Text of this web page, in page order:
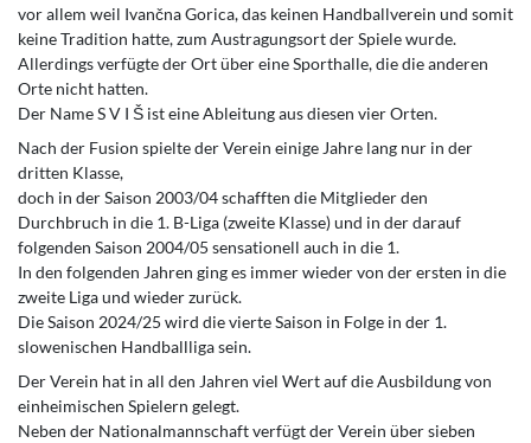
vor allem weil Ivančna Gorica, das keinen Handballverein und somit
keine Tradition hatte, zum Austragungsort der Spiele wurde.
Allerdings verfügte der Ort über eine Sporthalle, die die anderen
Orte nicht hatten.
Der Name S V I Š ist eine Ableitung aus diesen vier Orten.
Nach der Fusion spielte der Verein einige Jahre lang nur in der
dritten Klasse,
doch in der Saison 2003/04 schafften die Mitglieder den
Durchbruch in die 1. B-Liga (zweite Klasse) und in der darauf
folgenden Saison 2004/05 sensationell auch in die 1.
In den folgenden Jahren ging es immer wieder von der ersten in die
zweite Liga und wieder zurück.
Die Saison 2024/25 wird die vierte Saison in Folge in der 1.
slowenischen Handballliga sein.
Der Verein hat in all den Jahren viel Wert auf die Ausbildung von
einheimischen Spielern gelegt.
Neben der Nationalmannschaft verfügt der Verein über sieben